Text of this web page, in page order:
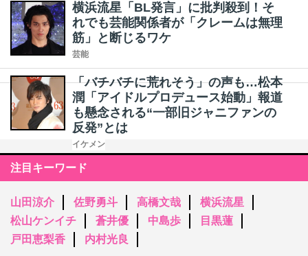
横浜流星「BL発言」に批判殺到！そ
れでも芸能関係者が「クレームは無理
筋」と断じるワケ
芸能
「バチバチに荒れそう」の声も…松本
潤「アイドルプロデュース始動」報道
も懸念される“一部旧ジャニファンの
反発”とは
イケメン
注目キーワード
山田涼介 佐野勇斗 高橋文哉
横浜流星
松山ケンイチ
蒼井優 中島歩
目黒蓮
戸田恵梨香
内村光良